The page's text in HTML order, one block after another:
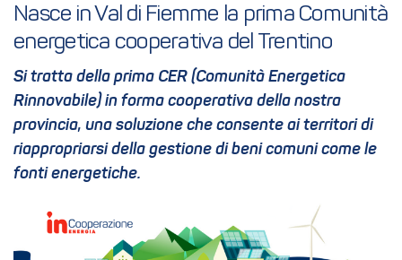
Nasce in Val di Fiemme la prima Comunità
energetica cooperativa del Trentino
Si tratta della prima CER (Comunità Energetica
Rinnovabile) in forma cooperativa della nostra
provincia, una soluzione che consente ai territori di
riappropriarsi della gestione di beni comuni come le
fonti energetiche.